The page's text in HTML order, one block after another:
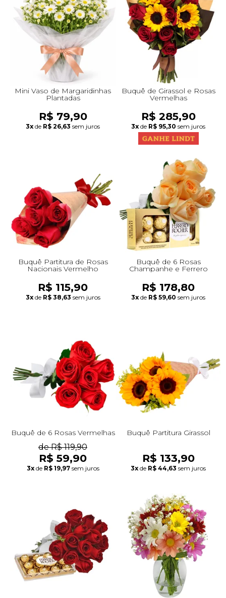
+Presentes com Flores
+Presentes por Ocasião
+Presentes para Família
+Presentes para Todos
+Tipo de Cesta
+Tipos de Buquês
+Tipos de Arranjos
+Tipos de Flores
+Por Cores
+Cidades do Sul
+Cidades do Sudeste
+Cidades do Norte
+Cidades do Nordeste
Mini Vaso de Margaridinhas
Plantadas
R$ 79,90
3x de R$ 26,63 sem juros
Buquê de Girassol e Rosas
Vermelhas
R$ 285,90
3x de R$ 95,30 sem juros
Buquê Partitura de Rosas
Nacionais Vermelho
R$ 115,90
3x de R$ 38,63 sem juros
Buquê de 6 Rosas
Champanhe e Ferrero
R$ 178,80
3x de R$ 59,60 sem juros
Buquê de 6 Rosas Vermelhas
de R$ 119,90
R$ 59,90
3x de R$ 19,97 sem juros
Buquê Partitura Girassol
R$ 133,90
3x de R$ 44,63 sem juros